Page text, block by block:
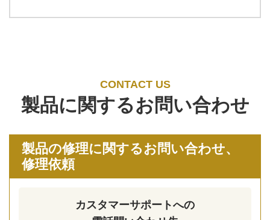
CONTACT US
製品に関するお問い合わせ
製品の修理に関するお問い合わせ、
修理依頼
カスタマーサポートへの